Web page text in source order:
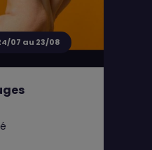
07 au 23/08